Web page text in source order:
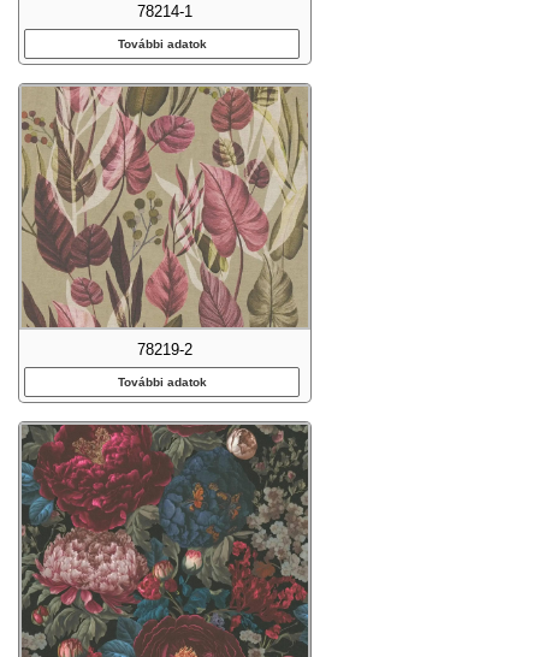
78214-1
További adatok
78219-2
További adatok